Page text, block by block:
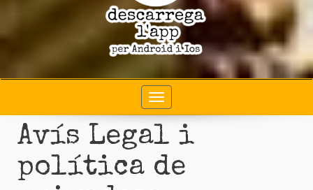
Toggle
navigation
Avís Legal i
política de